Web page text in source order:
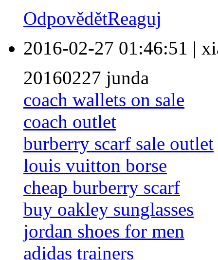
OdpovědětReaguj
2016-02-27 01:46:51 |
20160227 junda
coach wallets on sale
coach outlet
burberry scarf sale outlet
louis vuitton borse
cheap burberry scarf
buy oakley sunglasses
jordan shoes for men
adidas trainers